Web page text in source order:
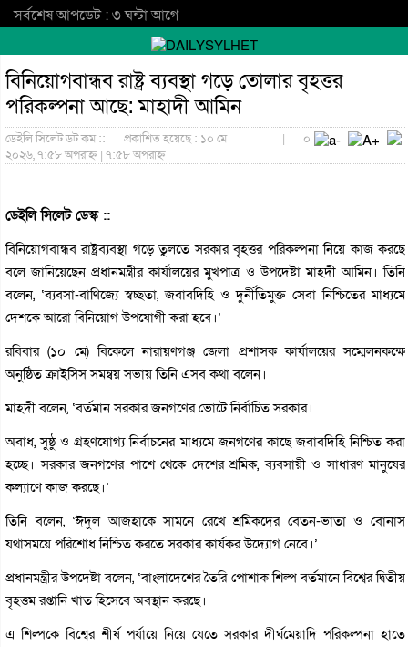
সর্বশেষ আপডেট : ৩ ঘন্টা আগে
বিনিয়োগবান্ধব রাষ্ট্র ব্যবস্থা গড়ে তোলার বৃহত্তর
পরিকল্পনা আছে: মাহাদী আমিন
ডেইলি সিলেট ডট কম ::
প্রকাশিত হয়েছে : ১০ মে
২০২৬, ৭:৫৮ অপরাহ্ন | ৭:৫৮ অপরাহ্ন
| ০
ডেইলি সিলেট ডেস্ক ::
বিনিয়োগবান্ধব রাষ্ট্রব্যবস্থা গড়ে তুলতে সরকার বৃহত্তর পরিকল্পনা নিয়ে কাজ করছে
বলে জানিয়েছেন প্রধানমন্ত্রীর কার্যালয়ের মুখপাত্র ও উপদেষ্টা মাহদী আমিন। তিনি
বলেন, ‘ব্যবসা-বাণিজ্যে স্বচ্ছতা, জবাবদিহি ও দুর্নীতিমুক্ত সেবা নিশ্চিতের মাধ্যমে
দেশকে আরো বিনিয়োগ উপযোগী করা হবে।’
রবিবার (১০ মে) বিকেলে নারায়ণগঞ্জ জেলা প্রশাসক কার্যালয়ের সম্মেলনকক্ষে
অনুষ্ঠিত ক্রাইসিস সমন্বয় সভায় তিনি এসব কথা বলেন।
মাহদী বলেন, ‘বর্তমান সরকার জনগণের ভোটে নির্বাচিত সরকার।
অবাধ, সুষ্ঠু ও গ্রহণযোগ্য নির্বাচনের মাধ্যমে জনগণের কাছে জবাবদিহি নিশ্চিত করা
হচ্ছে। সরকার জনগণের পাশে থেকে দেশের শ্রমিক, ব্যবসায়ী ও সাধারণ মানুষের
কল্যাণে কাজ করছে।’
তিনি বলেন, ‘ঈদুল আজহাকে সামনে রেখে শ্রমিকদের বেতন-ভাতা ও বোনাস
যথাসময়ে পরিশোধ নিশ্চিত করতে সরকার কার্যকর উদ্যোগ নেবে।’
প্রধানমন্ত্রীর উপদেষ্টা বলেন, ‘বাংলাদেশের তৈরি পোশাক শিল্প বর্তমানে বিশ্বের দ্বিতীয়
বৃহত্তম রপ্তানি খাত হিসেবে অবস্থান করছে।
এ শিল্পকে বিশ্বের শীর্ষ পর্যায়ে নিয়ে যেতে সরকার দীর্ঘমেয়াদি পরিকল্পনা হাতে